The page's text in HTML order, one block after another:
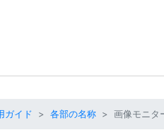
ガイド 各部の名称 画像モニタ